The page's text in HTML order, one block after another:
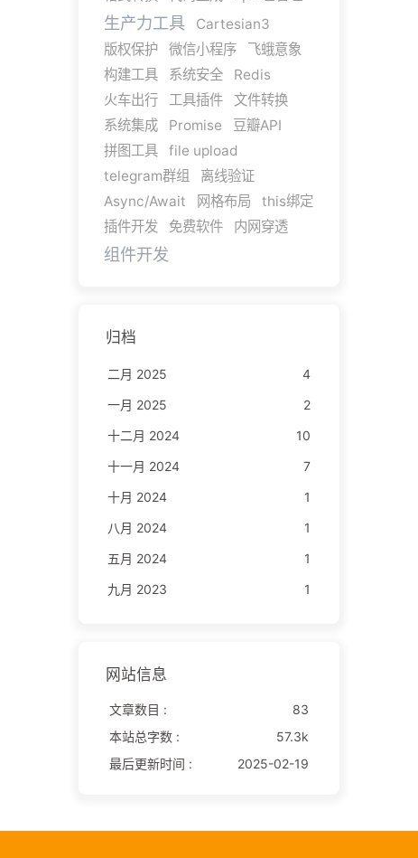
生产力工具
Cartesian3
版权保护
微信小程序
飞蛾意象
构建工具
系统安全
Redis
火车出行
工具插件
文件转换
系统集成
Promise
豆瓣API
拼图工具
file upload
telegram群组
离线验证
Async/Await
网格布局
this绑定
插件开发
免费软件 内网穿透
组件开发
归档
二月 2025
4
一月 2025
2
十二月 2024
10
十一月 2024
7
十月 2024
1
八月 2024
1
五月 2024
1
九月 2023
1
网站信息
文章数目 :
83
本站总字数 :
57.3k
最后更新时间 :
2025-02-19